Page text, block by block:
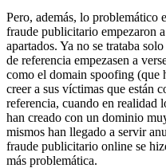
Pero, además, lo problemático
fraude publicitario empezaron
apartados. Ya no se trataba
de referencia empezasen a
como el domain spoofing (que
creer a sus víctimas que están
referencia, cuando en realidad
han creado con un dominio
mismos han llegado a servir
fraude publicitario online se
más problemática.